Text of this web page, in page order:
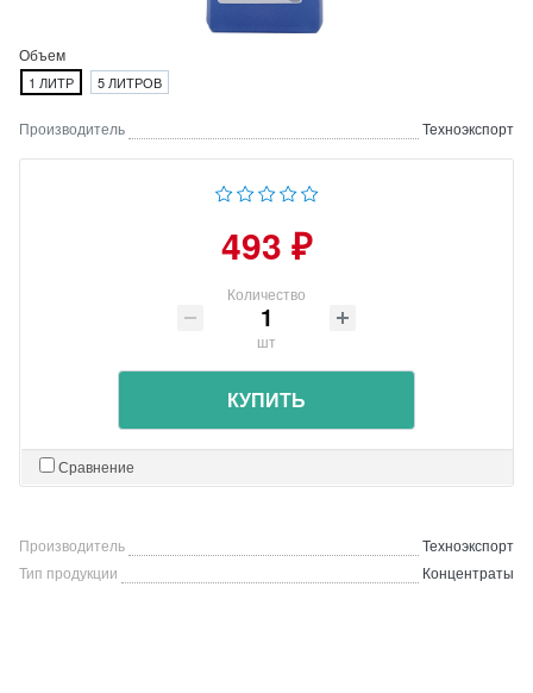
Объем
1 ЛИТР 5 ЛИТРОВ
Производитель Техноэкспорт
493 ₽
Количество
шт
КУПИТЬ
Сравнение
Производитель
Техноэкспорт
Тип продукции
Концентраты